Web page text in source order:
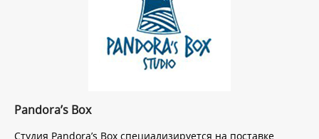
Pandora’s Box
Студия Pandora’s Box специализируется на поставке